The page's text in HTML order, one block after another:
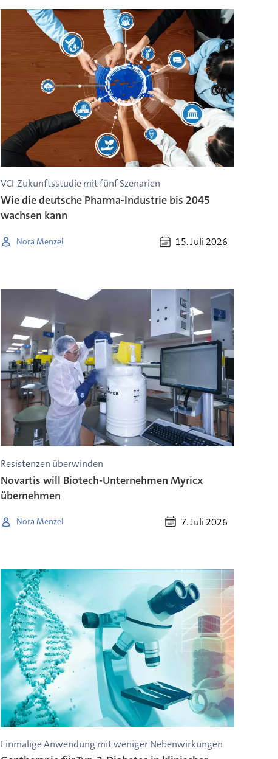
VCI-Zukunftsstudie mit fünf Szenarien
Wie die deutsche Pharma-Industrie bis 2045
wachsen kann
Nora Menzel 15. Juli 2026
Resistenzen überwinden
Novartis will Biotech-Unternehmen Myricx
übernehmen
Nora Menzel 7. Juli 2026
Einmalige Anwendung mit weniger Nebenwirkungen